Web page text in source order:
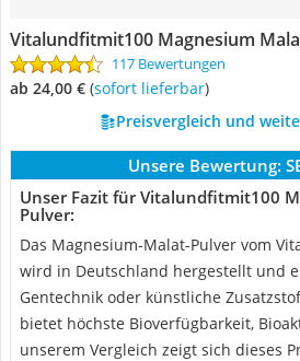
‎Vitalundfitmit100 Magnesium
117 Bewertungen
ab 24,00 € ( Sofort lieferbar)
Preisvergleich und
Unsere Bewertung:
Unser Fazit für ‎Vitalundfitmit100
Pulver:
Das Magnesium-Malat-Pulver vom
wird in Deutschland hergestellt und
Gentechnik oder künstliche
bietet höchste Bioverfügbarkeit,
unserem Vergleich zeigt sich dieses